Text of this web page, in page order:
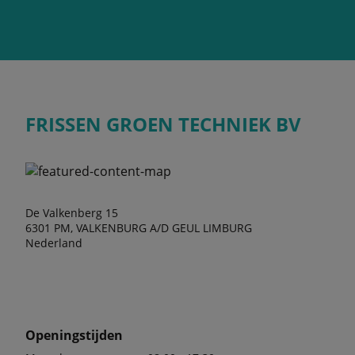
FRISSEN GROEN TECHNIEK BV
De Valkenberg 15
6301 PM, VALKENBURG A/D GEUL LIMBURG
Nederland
Openingstijden